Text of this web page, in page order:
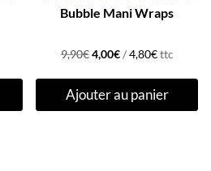
Bubble Mani Wraps
9,90€Le
initial
4,00€Le
actuel
/4,80€ttc
Ajouter au panier